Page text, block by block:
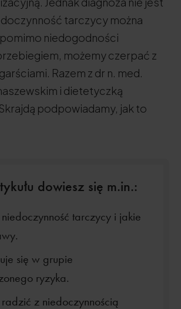
tarczycy można
niedogodności
możemy czerpać z
Razem z dr n. med.
i dietetyczką
podpowiadamy, jak to
dowiesz się m.in.:
tarczycy i jakie
się w grupie
ryzyka.
z niedoczynnością